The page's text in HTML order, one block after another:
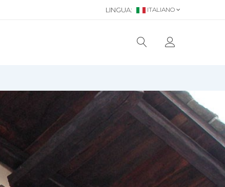
LINGUA: ITALIANO